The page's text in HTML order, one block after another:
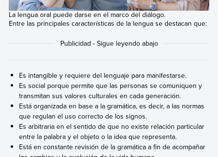
La lengua oral puede darse en el marco del diálogo.
Entre las principales características de la lengua se destacan que:
Es intangible y requiere del lenguaje para manifestarse.
Es social porque permite que las personas se comuniquen y
transmitan sus valores culturales en cada generación.
Está organizada en base a la gramática, es decir, a las normas
que regulan el uso correcto de los signos.
Es arbitraria en el sentido de que no existe relación particular
entre la palabra y el objeto o la idea que representa.
Está en constante revisión de la gramática a fin de acompañar